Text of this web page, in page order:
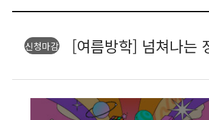
신청마감 [여름방학] 넘쳐나는